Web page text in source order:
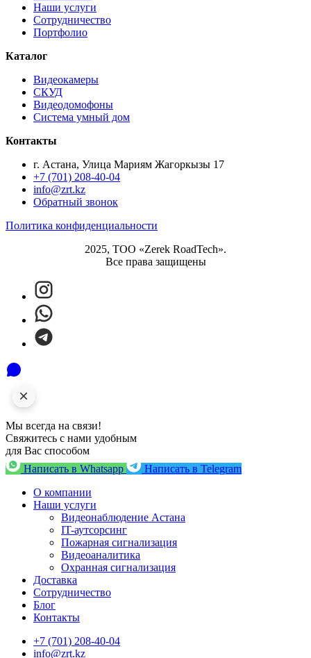
Наши услуги
Сотрудничество
Портфолио
Каталог
Видеокамеры
СКУД
Видеодомофоны
Система умный дом
Контакты
г. Астана, Улица Мариям Жагоркызы 17
+7 (701) 208-40-04
info@zrt.kz
Обратный звонок
Политика конфиденциальности
2025, ТОО «Zerek RoadTech».
Все права защищены
Мы всегда на связи!
Свяжитесь с нами удобным
для Вас способом
Написать в Whatsapp
Написать в Telegram
О компании
Наши услуги
Видеонаблюдение Астана
IT-аутсорсинг
Пожарная сигнализация
Видеоаналитика
Охранная сигнализация
Доставка
Сотрудничество
Блог
Контакты
+7 (701) 208-40-04
info@zrt.kz